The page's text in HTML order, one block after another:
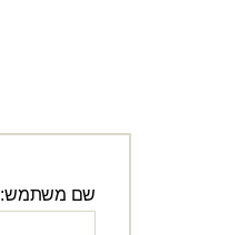
שם משתמש: